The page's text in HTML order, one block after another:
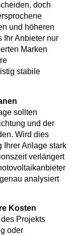
doch
und höheren
Ihr Anbieter nur
Marken
stabile
sollten
und der
Wird dies
Ihrer Anlage stark
verlängert
analysiert
Kosten
Projekts
oder